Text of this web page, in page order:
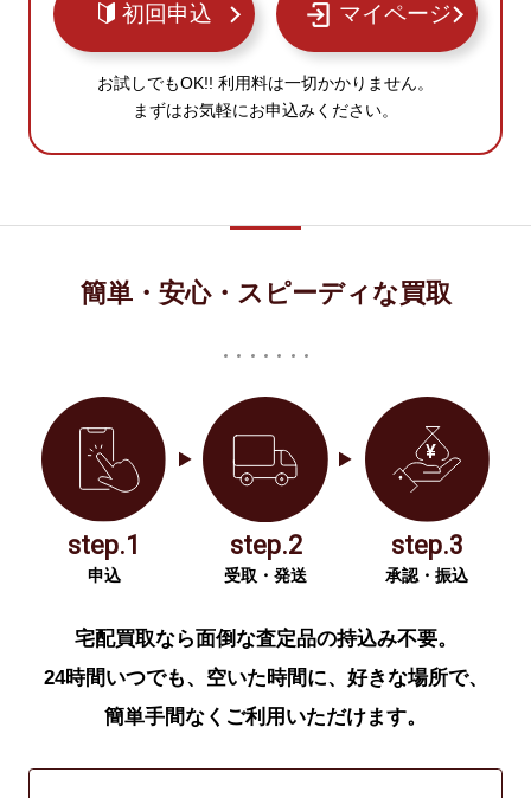
初回申込 マイページ
お試しでもOK!! 利用料は一切かかりません。
まずはお気軽にお申込みください。
簡単・安心・スピーディな買取
step.1
申込
step.2
受取・発送
step.3
承認・振込
宅配買取なら面倒な査定品の持込み不要。
24時間いつでも、空いた時間に、好きな場所で、
簡単手間なくご利用いただけます。